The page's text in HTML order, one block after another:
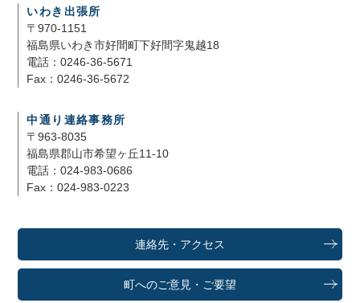
いわき出張所
〒970-1151
福島県いわき市好間町下好間字鬼越18
電話：0246-36-5671
Fax：0246-36-5672
中通り連絡事務所
〒963-8035
福島県郡山市希望ヶ丘11-10
電話：024-983-0686
Fax：024-983-0223
連絡先・アクセス
町へのご意見・ご要望